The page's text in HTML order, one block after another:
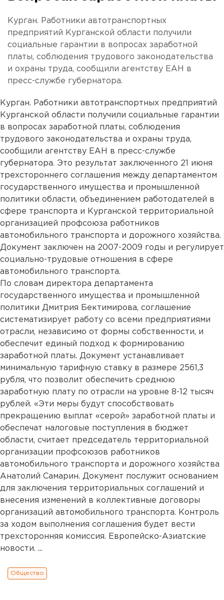
Курган. Работники автотранспортных
предприятий Курганской области получили
социальные гарантии в вопросах заработной
платы, соблюдения трудового законодательства
и охраны труда, сообщили агентству ЕАН в
пресс-службе губернатора.
Курган. Работники автотранспортных предприятий
Курганской области получили социальные гарантии
в вопросах заработной платы, соблюдения
трудового законодательства и охраны труда,
сообщили агентству ЕАН в пресс-службе
губернатора. Это результат заключенного 21 июня
трехстороннего соглашения между департаментом
государственного имущества и промышленной
политики области, объединением работодателей в
сфере транспорта и Курганской территориальной
организацией профсоюза работников
автомобильного транспорта и дорожного хозяйства.
Документ заключен на 2007-2009 годы и регулирует
социально-трудовые отношения в сфере
автомобильного транспорта.
По словам директора департамента
государственного имущества и промышленной
политики Дмитрия Бектимирова, соглашение
систематизирует работу со всеми предприятиями
отрасли, независимо от формы собственности, и
обеспечит единый подход к формированию
заработной платы. Документ устанавливает
минимальную тарифную ставку в размере 2561,3
рубля, что позволит обеспечить среднюю
заработную плату по отрасли на уровне 8-12 тысяч
рублей. «Эти меры будут способствовать
прекращению выплат «серой» заработной платы и
обеспечат налоговые поступления в бюджет
области, считает председатель территориальной
организации профсоюзов работников
автомобильного транспорта и дорожного хозяйства
Анатолий Самарин. Документ послужит основанием
для заключения территориальных соглашений и
внесения изменений в коллективные договоры
организаций автомобильного транспорта. Контроль
за ходом выполнения соглашения будет вести
трехсторонняя комиссия. Европейско-Азиатские
новости. ...
Общество